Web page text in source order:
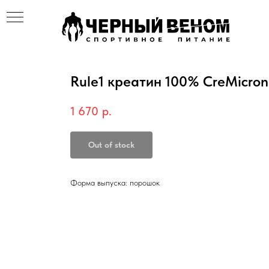
Rule1 креатин 100%
1 670 р.
Out of stock
Форма выпуска: порошок